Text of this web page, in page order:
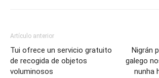
Artículo anterior
Tui ofrece un servicio gratuito
de recogida de objetos
voluminosos
Nigrán
galego
nunha